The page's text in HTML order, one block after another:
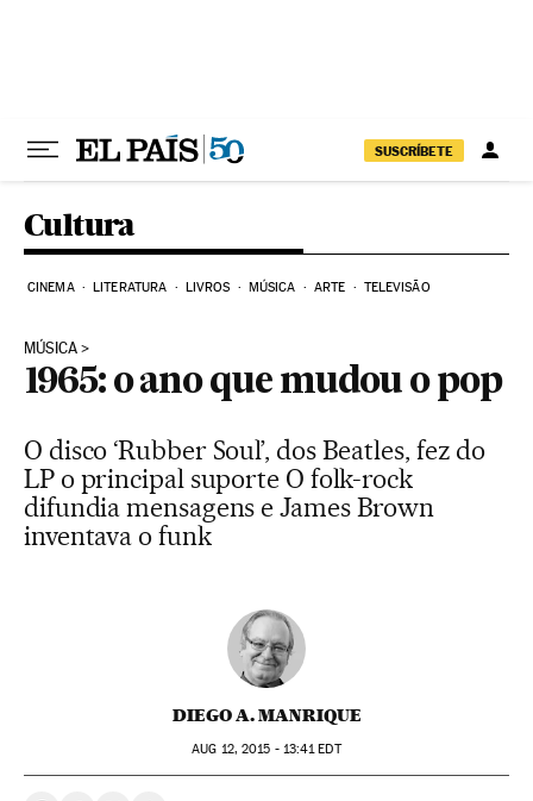
SUSCRÍBETE
Cultura
CINEMA LITERATURA LIVROS MÚSICA ARTE TELEVISÃO
MÚSICA
1965: o ano que mudou o pop
O disco ‘Rubber Soul’, dos Beatles, fez do
LP o principal suporte O folk-rock
difundia mensagens e James Brown
inventava o funk
DIEGO A. MANRIQUE
AUG 12, 2015 - 13:41EDT